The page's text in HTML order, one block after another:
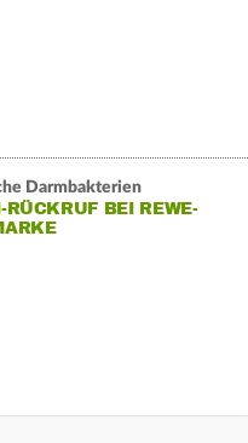
Darmbakterien
RÜCKRUF BEI REWE-